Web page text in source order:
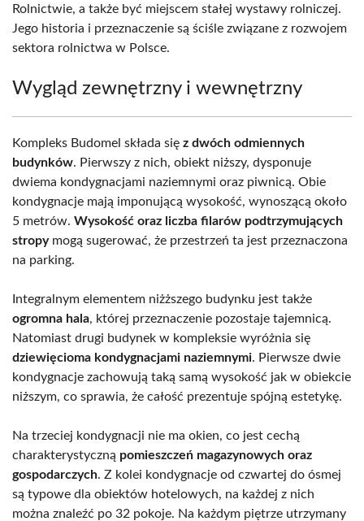
Rolnictwie, a także być miejscem stałej wystawy rolniczej.
Jego historia i przeznaczenie są ściśle związane z rozwojem
sektora rolnictwa w Polsce.
Wygląd zewnętrzny i wewnętrzny
Kompleks Budomel składa się z dwóch odmiennych
budynków. Pierwszy z nich, obiekt niższy, dysponuje
dwiema kondygnacjami naziemnymi oraz piwnicą. Obie
kondygnacje mają imponującą wysokość, wynoszącą około
5 metrów. Wysokość oraz liczba filarów podtrzymujących
stropymogą sugerować, że przestrzeń ta jest przeznaczona
na parking.
Integralnym elementem niżższego budynku jest także
ogromna hala, której przeznaczenie pozostaje tajemnicą.
Natomiast drugi budynek w kompleksie wyróżnia się
dziewięcioma kondygnacjami naziemnymi. Pierwsze dwie
kondygnacje zachowują taką samą wysokość jak w obiekcie
niższym, co sprawia, że całość prezentuje spójną estetykę.
Na trzeciej kondygnacji nie ma okien, co jest cechą
charakterystyczną pomieszczeń magazynowych oraz
gospodarczych. Z kolei kondygnacje od czwartej do ósmej
są typowe dla obiektów hotelowych, na każdej z nich
można znaleźć po 32 pokoje. Na każdym piętrze utrzymany